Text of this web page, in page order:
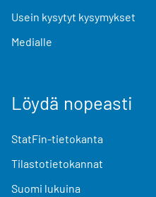
Usein kysytyt kysymykset
Medialle
Löydä nopeasti
StatFin-tietokanta
Tilastotietokannat
Suomi lukuina